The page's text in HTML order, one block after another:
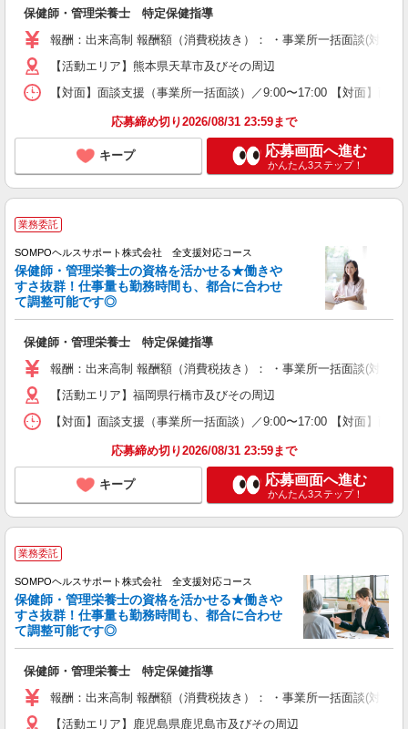
保健師・管理栄養士 特定保健指導
報酬：出来高制 報酬額（消費税抜き）： ・事業所一括面談(対
【活動エリア】熊本県天草市及びその周辺
【対面】面談支援（事業所一括面談）／9:00〜17:00 【対面】面
応募締め切り2026/08/31 23:59まで
キープ 応募画面へ進む
かんたん3ステップ！
業務委託
SOMPOヘルスサポート株式会社 全支援対応コース
保健師・管理栄養士の資格を活かせる★働きや
すさ抜群！仕事量も勤務時間も、都合に合わせ
て調整可能です◎
保健師・管理栄養士 特定保健指導
報酬：出来高制 報酬額（消費税抜き）： ・事業所一括面談(対
【活動エリア】福岡県行橋市及びその周辺
【対面】面談支援（事業所一括面談）／9:00〜17:00 【対面】面
応募締め切り2026/08/31 23:59まで
キープ 応募画面へ進む
かんたん3ステップ！
業務委託
SOMPOヘルスサポート株式会社 全支援対応コース
保健師・管理栄養士の資格を活かせる★働きや
すさ抜群！仕事量も勤務時間も、都合に合わせ
て調整可能です◎
保健師・管理栄養士 特定保健指導
報酬：出来高制 報酬額（消費税抜き）： ・事業所一括面談(対
【活動エリア】鹿児島県鹿児島市及びその周辺